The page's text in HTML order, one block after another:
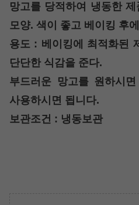
망고를 당적하여 냉동한
모양. 색이 좋고 베이킹 후
용도 : 베이킹에 최적화된
단단한 식감을 준다.
부드러운 망고를 원하시
사용하시면 됩니다.
보관조건 : 냉동보관